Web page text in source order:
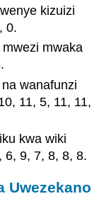
kizuizi
0.
mwaka
wanafunzi
11, 5, 11, 11,
kwa wiki
6, 9, 7, 8, 8, 8.
Uwezekano